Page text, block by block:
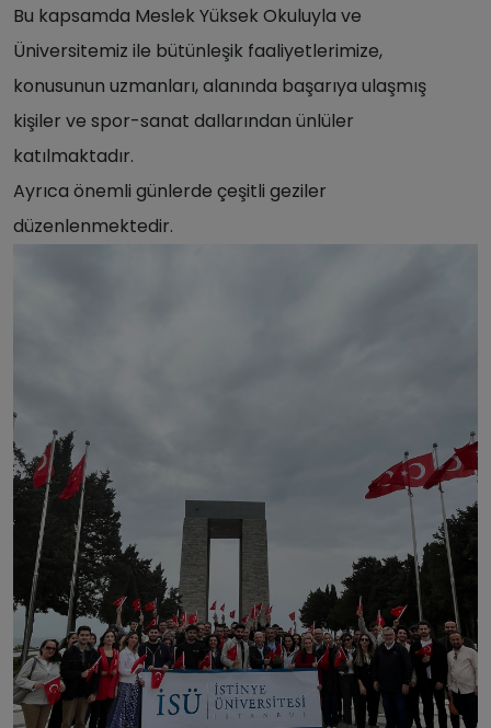
Bu kapsamda Meslek Yüksek Okuluyla ve
Üniversitemiz ile bütünleşik faaliyetlerimize,
konusunun uzmanları, alanında başarıya ulaşmış
kişiler ve spor-sanat dallarından ünlüler
katılmaktadır.
Ayrıca önemli günlerde çeşitli geziler
düzenlenmektedir.